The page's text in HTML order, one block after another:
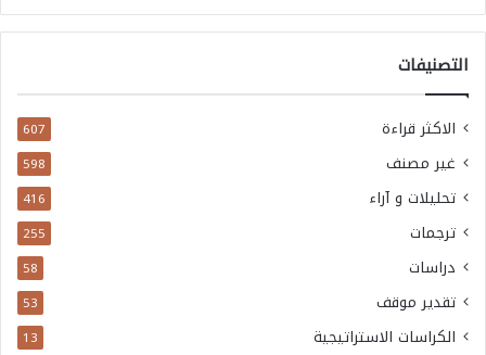
التصنيفات
الاكثر قراءة 607
غير مصنف 598
تحليلات و آراء 416
ترجمات 255
دراسات 58
تقدير موقف 53
الكراسات الاستراتيجية 13